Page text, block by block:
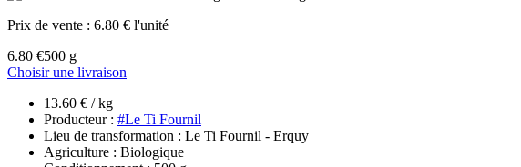
Prix de vente : 6.80 € l'unité
6.80 €500 g
Choisir une livraison
13.60 € / kg
Producteur : #Le Ti Fournil
Lieu de transformation : Le Ti Fournil - Erquy
Agriculture : Biologique